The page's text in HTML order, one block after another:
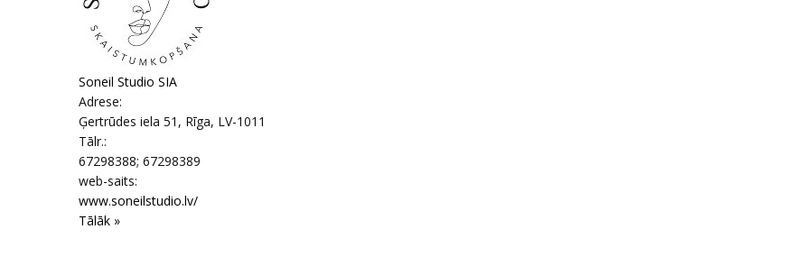
Soneil Studio SIA
Adrese:
Ģertrūdes iela 51 , Rīga, LV-1011
Tālr.:
67298388; 67298389
web-saits:
www.soneilstudio.lv/
Tālāk »